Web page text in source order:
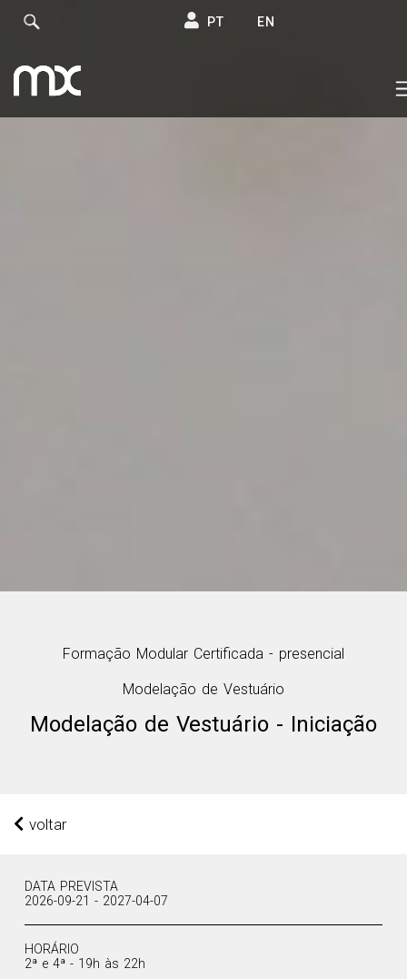
PT EN
Formação Modular Certificada - presencial
Modelação de Vestuário
Modelação de Vestuário - Iniciação
voltar
DATA PREVISTA
2026-09-21 - 2027-04-07
HORÁRIO
2ª e 4ª - 19h às 22h